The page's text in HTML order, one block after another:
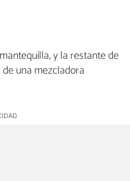
y la restante de
una mezcladora